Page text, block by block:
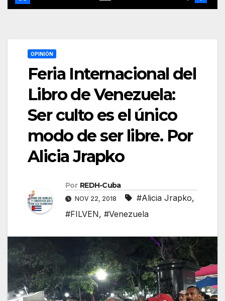
OPINIÓN
Feria Internacional del
Libro de Venezuela:
Ser culto es el único
modo de ser libre. Por
Alicia Jrapko
Por REDH-Cuba
NOV 22, 2018 #Alicia Jrapko,
#FILVEN, #Venezuela